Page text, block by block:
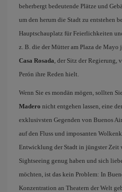
beherbergt bedeutende Plätze und
um den herum die Stadt zu entstehen
Hauptschauplatz für Feierlichkeiten
z. B. die der Mütter am Plaza de Mayo
Casa Rosada, der Sitz der Regierung,
Perón ihre Reden hielt.
Wenn Sie es mondän mögen, sollten
Madero nicht entgehen lassen, eine
exklusivsten Gegenden von Buenos
auf den Fluss und imposanten
Entwicklung der Stadt in jüngster Zeit
Sightseeing genug haben und sich
möchten, ist das kein Problem: In
Konzentration an Theatern der Welt